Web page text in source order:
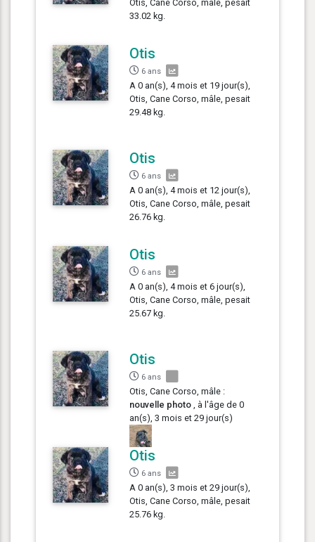
Otis, Cane Corso, mâle, pesait
33.02 kg.
Otis
6 ans
A 0 an(s), 4 mois et 19 jour(s),
Otis, Cane Corso, mâle, pesait
29.48 kg.
Otis
6 ans
A 0 an(s), 4 mois et 12 jour(s),
Otis, Cane Corso, mâle, pesait
26.76 kg.
Otis
6 ans
A 0 an(s), 4 mois et 6 jour(s),
Otis, Cane Corso, mâle, pesait
25.67 kg.
Otis
6 ans
Otis, Cane Corso, mâle :
nouvelle photo , à l'âge de 0
an(s), 3 mois et 29 jour(s)
Otis
6 ans
A 0 an(s), 3 mois et 29 jour(s),
Otis, Cane Corso, mâle, pesait
25.76 kg.